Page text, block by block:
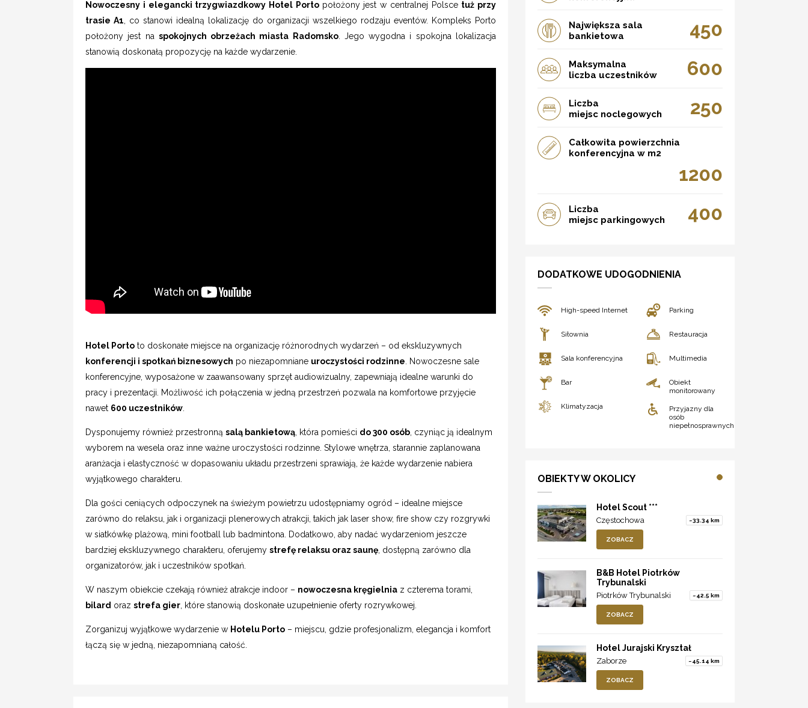
Nowoczesny i elegancki trzygwiazdkowy Hotel Porto położony jest w centralnej Polsce tuż przy
trasie A1 , co stanowi idealną lokalizację do organizacji wszelkiego rodzaju eventów. Kompleks Porto
położony jest na spokojnych obrzeżach miasta Radomsko. Jego wygodna i spokojna lokalizacja
stanowią doskonałą propozycję na każde wydarzenie.
Hotel Porto to doskonałe miejsce na organizację różnorodnych wydarzeń – od ekskluzywnych
konferencji i spotkań biznesowych po niezapomniane uroczystości rodzinne . Nowoczesne sale
konferencyjne, wyposażone w zaawansowany sprzęt audiowizualny, zapewniają idealne warunki do
pracy i prezentacji. Możliwość ich połączenia w jedną przestrzeń pozwala na komfortowe przyjęcie
nawet 600 uczestników
Dysponujemy również przestronną salą bankietową , która pomieści do 300 osób , czyniąc ją idealnym
wyborem na wesela oraz inne ważne uroczystości rodzinne. Stylowe wnętrza, starannie zaplanowana
aranżacja i elastyczność w dopasowaniu układu przestrzeni sprawiają, że każde wydarzenie nabiera
wyjątkowego charakteru.
Dla gości ceniących odpoczynek na świeżym powietrzu udostępniamy ogród – idealne miejsce
zarówno do relaksu, jak i organizacji plenerowych atrakcji, takich jak laser show, fire show czy rozgrywki
w siatkówkę plażową, mini football lub badmintona. Dodatkowo, aby nadać wydarzeniom jeszcze
bardziej ekskluzywnego charakteru, oferujemy strefę relaksu oraz saunę , dostępną zarówno dla
organizatorów, jak i uczestników spotkań.
W naszym obiekcie czekają również atrakcje indoor – nowoczesna kręgielnia z czterema torami,
bilard oraz strefa gier , które stanowią doskonałe uzupełnienie oferty rozrywkowej.
Zorganizuj wyjątkowe wydarzenie w Hotelu Porto – miejscu, gdzie profesjonalizm, elegancja i komfort
łączą się w jedną, niezapomnianą całość.
Największa sala
bankietowa
450
Maksymalna
liczba uczestników
600
Liczba
miejsc noclegowych
250
Całkowita powierzchnia
konferencyjna w m2
1200
Liczba
miejsc parkingowych
400
DODATKOWE UDOGODNIENIA
High-speed Internet Parking
Siłownia Restauracja
Sala konferencyjna Multimedia
Bar
Obiekt
monitorowany
Klimatyzacja
Przyjazny dla
osób
niepełnosprawnych
OBIEKTY W OKOLICY
Hotel Scout ***
Częstochowa ~33.34 km
ZOBACZ
B&B Hotel Piotrków
Trybunalski
Piotrków Trybunalski ~42.5 km
ZOBACZ
Hotel Jurajski Kryształ
Zaborze ~45.14 km
ZOBACZ